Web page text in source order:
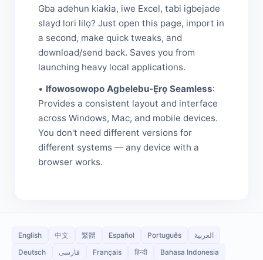
Gba adehun kiakia, iwe Excel, tabi igbejade
slayd lori lilọ? Just open this page, import in
a second, make quick tweaks, and
download/send back. Saves you from
launching heavy local applications.
• Ifowosowopo Agbelebu-Ẹrọ Seamless:
Provides a consistent layout and interface
across Windows, Mac, and mobile devices.
You don't need different versions for
different systems — any device with a
browser works.
English 中文 繁體 Español Português
العربية
Deutsch
فارسی Français हिन्दी Bahasa Indonesia